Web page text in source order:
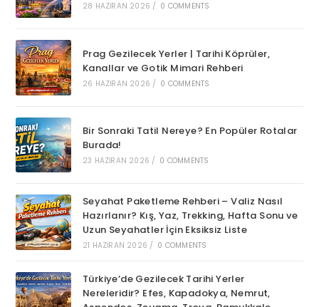
28 HAZIRAN 2026 / 0 COMMENTS
Prag Gezilecek Yerler | Tarihi Köprüler,
Kanallar ve Gotik Mimari Rehberi
26 HAZIRAN 2026 / 0 COMMENTS
Bir Sonraki Tatil Nereye? En Popüler Rotalar
Burada!
23 HAZIRAN 2026 / 0 COMMENTS
Seyahat Paketleme Rehberi – Valiz Nasıl
Hazırlanır? Kış, Yaz, Trekking, Hafta Sonu ve
Uzun Seyahatler İçin Eksiksiz Liste
21 HAZIRAN 2026 / 0 COMMENTS
Türkiye’de Gezilecek Tarihi Yerler
Nereleridir? Efes, Kapadokya, Nemrut,